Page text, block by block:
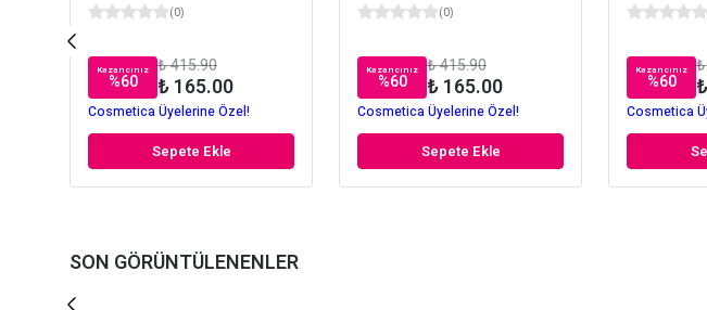
(0)
Kazancınız
%60
₺ 415.90
₺ 165.00
Cosmetica Üyelerine Özel!
Sepete Ekle
(0)
Kazancınız
%60
₺ 415.90
₺ 165.00
Cosmetica Üyelerine Özel!
Sepete Ekle
Kazancınız
%60
Cosmetica
SON GÖRÜNTÜLENENLER